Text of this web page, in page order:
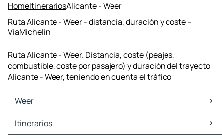
HomeItinerariosAlicante - Weer
Ruta Alicante - Weer - distancia, duración y coste –
ViaMichelin
Ruta Alicante - Weer. Distancia, coste (peajes,
combustible, coste por pasajero) y duración del trayecto
Alicante - Weer, teniendo en cuenta el tráfico
Weer
Weer Mapas Planos
Weer Trafico
Itinerarios